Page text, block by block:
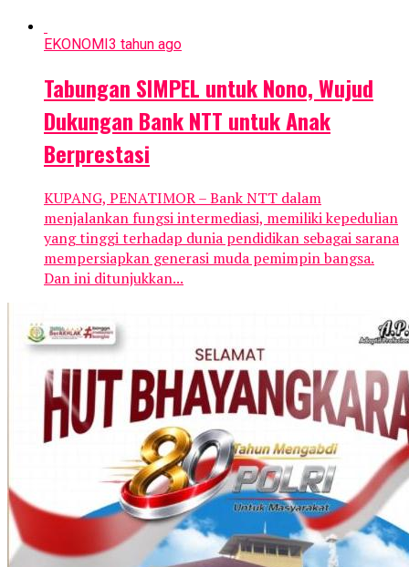
EKONOMI3 tahun ago
Tabungan SIMPEL untuk Nono, Wujud
Dukungan Bank NTT untuk Anak
Berprestasi
KUPANG, PENATIMOR – Bank NTT dalam
menjalankan fungsi intermediasi, memiliki kepedulian
yang tinggi terhadap dunia pendidikan sebagai sarana
mempersiapkan generasi muda pemimpin bangsa.
Dan ini ditunjukkan...